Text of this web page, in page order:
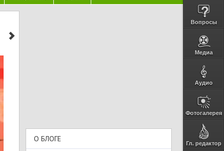
Вопросы
Медиа
Аудио
Фотогалерея
Гл. редактор
О БЛОГЕ